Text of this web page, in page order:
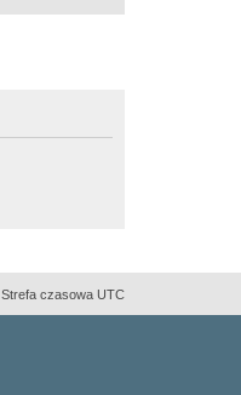
Strefa czasowa UTC